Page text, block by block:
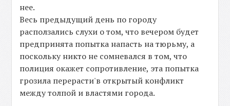
нее.
Весь предыдущий день по городу
расползались слухи о том, что вечером будет
предпринята попытка напасть на тюрьму, а
поскольку никто не сомневался в том, что
полиция окажет сопротивление, эта попытка
грозила перерасти'в открытый конфликт
между толпой и властями города.